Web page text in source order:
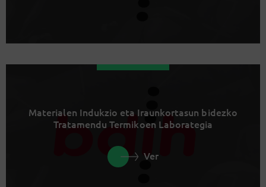
Materialen Indukzio eta Iraunkortasun bidezko
Tratamendu Termikoen Laborategia
Ver